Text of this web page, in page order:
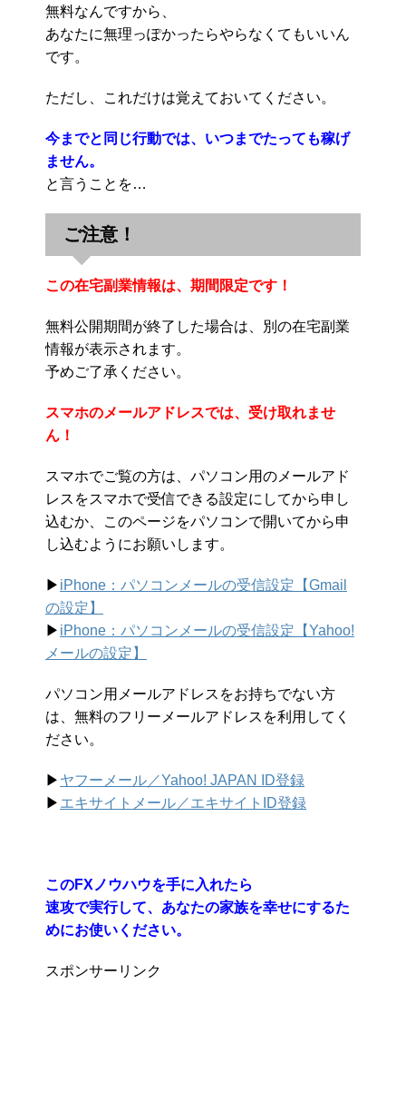
無料なんですから、
あなたに無理っぽかったらやらなくてもいいん
です。
ただし、これだけは覚えておいてください。
今までと同じ行動では、いつまでたっても稼げ
ません。
と言うことを…
ご注意！
この在宅副業情報は、期間限定です！
無料公開期間が終了した場合は、別の在宅副業
情報が表示されます。
予めご了承ください。
スマホのメールアドレスでは、受け取れませ
ん！
スマホでご覧の方は、パソコン用のメールアド
レスをスマホで受信できる設定にしてから申し
込むか、このページをパソコンで開いてから申
し込むようにお願いします。
▶︎ iPhone：パソコンメールの受信設定【Gmail
の設定】
▶︎ iPhone：パソコンメールの受信設定【Yahoo!
メールの設定】
パソコン用メールアドレスをお持ちでない方
は、無料のフリーメールアドレスを利用してく
ださい。
▶︎ ヤフーメール／Yahoo! JAPAN ID登録
▶︎ エキサイトメール／エキサイトID登録
このFXノウハウを手に入れたら
速攻で実行して、あなたの家族を幸せにするた
めにお使いください。
スポンサーリンク